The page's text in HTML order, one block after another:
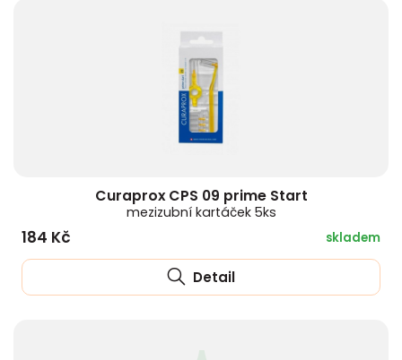
Curaprox CPS 09 prime Start
mezizubní kartáček 5ks
184 Kč skladem
Detail